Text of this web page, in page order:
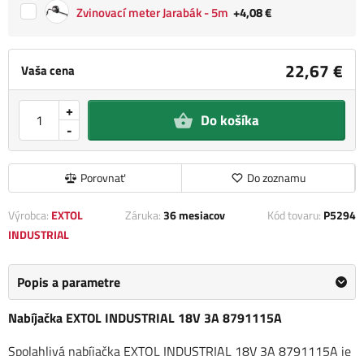
Vaša cena 22,67 €
-
+ Do košíka
Porovnať Do zoznamu
Zvinovací meter Jarabák - 5m +4,08 €
Výrobca: EXTOL
INDUSTRIAL
Záruka:36 mesiacov Kód tovaru: P5294
Popis a parametre
Nabíjačka EXTOL INDUSTRIAL 18V 3A 8791115A
Spolahlivá nabíjačka EXTOL INDUSTRIAL 18V 3A 8791115A je